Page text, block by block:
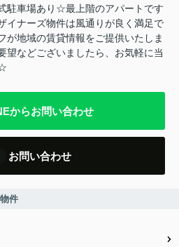
駐車場あり☆最上階のアパートです
イナーズ物件は風通りが良く満足で
地域の賃貸情報をご提供いたしま
などございましたら、お気軽に当
からお問い合わせ
お問い合わせ
件